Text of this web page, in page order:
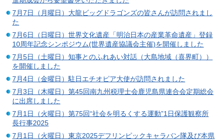
7月7日（月曜日）大龍ビッグドラゴンズの皆さんが訪問されまし
た
7月6日（日曜日）世界文化遺産「明治日本の産業革命遺産」登録
10周年記念シンポジウム(世界遺産協議会主催)を開催しました
7月5日（土曜日）知事とのふれあい対話（大島地域（喜界町））
を開催しました
7月4日（金曜日）駐日エチオピア大使が訪問されました
7月3日（木曜日）第45回南九州税理士会鹿児島県連合会定期総会
に出席しました
7月1日（火曜日）第75回“社会を明るくする運動”1日保護観察所
長行事2025
7月1日（火曜日）東京2025デフリンピックキャラバン隊及び本県